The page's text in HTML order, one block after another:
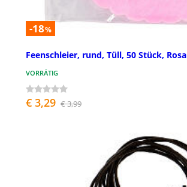
-18%
Feenschleier, rund, Tüll, 50 Stück, Rosa
VORRÄTIG
€ 3,29 € 3,99